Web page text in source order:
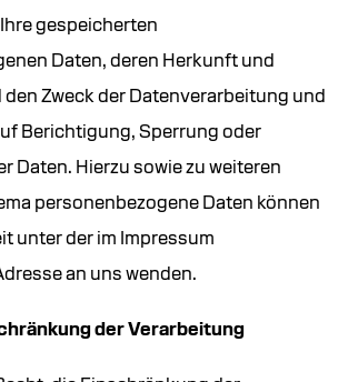
gespeicherten
Daten, deren Herkunft und
den Zweck der Datenverarbeitung und
Berichtigung, Sperrung oder
Daten. Hierzu sowie zu weiteren
personenbezogene Daten können
unter der im Impressum
an uns wenden.
der Verarbeitung